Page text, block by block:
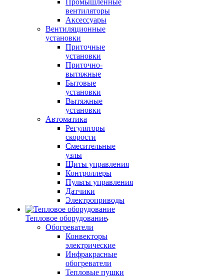
Промышленные
вентиляторы
Аксессуары
Вентиляционные
установки
Приточные
установки
Приточно-
вытяжные
Бытовые
установки
Вытяжные
установки
Автоматика
Регуляторы
скорости
Смесительные
узлы
Щиты управления
Контроллеры
Пульты управления
Датчики
Электроприводы
Тепловое оборудование
Обогреватели
Конвекторы
электрические
Инфракрасные
обогреватели
Тепловые пушки